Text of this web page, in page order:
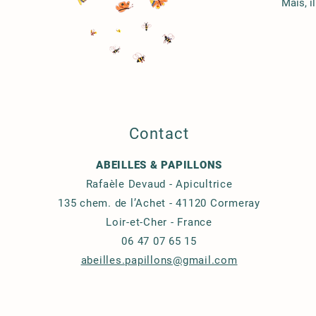
Contact
ABEILLES & PAPILLONS
Rafaèle Devaud - Apicultrice
135 chem. de l’Achet - 41120 Cormeray
Loir-et-Cher - France
06 47 07 65 15
abeilles.papillons@gmail.com